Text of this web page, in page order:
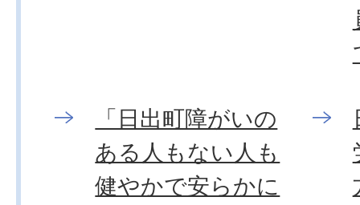
「日出町障がいの
ある人もない人も
健やかで安らかに